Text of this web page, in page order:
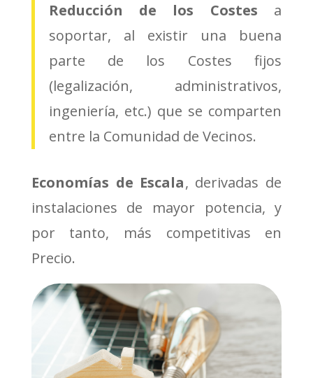
Reducción de los Costes a
soportar, al existir una buena
parte de los Costes fijos
(legalización, administrativos,
ingeniería, etc.) que se comparten
entre la Comunidad de Vecinos.
Economías de Escala, derivadas de
instalaciones de mayor potencia, y
por tanto, más competitivas en
Precio.